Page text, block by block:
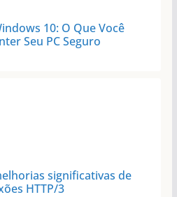
10: O Que Você
Seu PC Seguro
significativas de
HTTP/3